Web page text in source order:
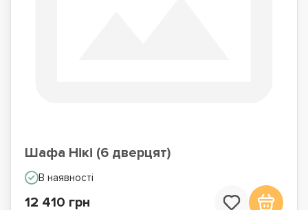
Шафа Нікі (6 дверцят)
В наявності
12 410 грн